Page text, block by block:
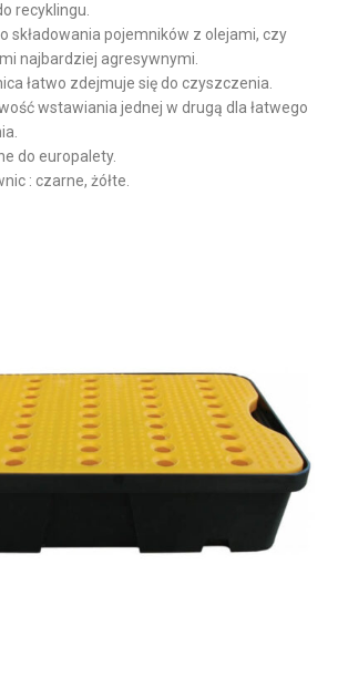
recyklingu.
składowania pojemników z olejami, czy
najbardziej agresywnymi.
łatwo zdejmuje się do czyszczenia.
wstawiania jednej w drugą dla łatwego
do europalety.
: czarne, żółte.